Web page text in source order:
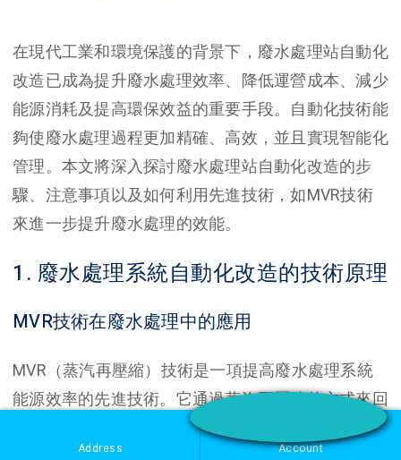
Address Account
在現代工業和環境保護的背景下，廢水處理站自動化
改造已成為提升廢水處理效率、降低運營成本、減少
能源消耗及提高環保效益的重要手段。自動化技術能
夠使廢水處理過程更加精確、高效，並且實現智能化
管理。本文將深入探討廢水處理站自動化改造的步
驟、注意事項以及如何利用先進技術，如MVR技術
來進一步提升廢水處理的效能。
1. 廢水處理系統自動化改造的技術原理
MVR技術在廢水處理中的應用
MVR（蒸汽再壓縮）技術是一項提高廢水處理系統
能源效率的先進技術。它通過蒸汽再壓縮的方式來回
收和再利用蒸汽熱能，降低對外部能源的依賴，並大
幅提升處理效率。在廢水處理過程中，尤其是在需要